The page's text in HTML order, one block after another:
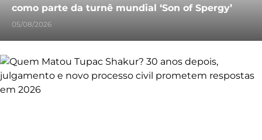
como parte da turnê mundial ‘Son of Spergy’
05/08/2026